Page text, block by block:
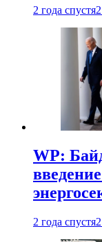
2 года спустя
WP:
2 года спустя